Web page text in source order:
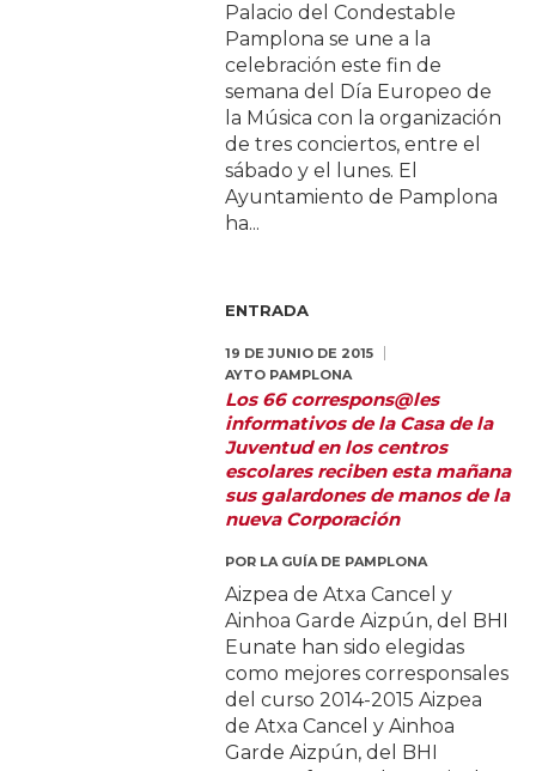
Palacio del Condestable
Pamplona se une a la
celebración este fin de
semana del Día Europeo de
la Música con la organización
de tres conciertos, entre el
sábado y el lunes. El
Ayuntamiento de Pamplona
ha...
ENTRADA
19 DE JUNIO DE 2015
AYTO PAMPLONA
Los 66 correspons@les
informativos de la Casa de la
Juventud en los centros
escolares reciben esta mañana
sus galardones de manos de la
nueva Corporación
POR LA GUÍA DE PAMPLONA
Aizpea de Atxa Cancel y
Ainhoa Garde Aizpún, del BHI
Eunate han sido elegidas
como mejores corresponsales
del curso 2014-2015 Aizpea
de Atxa Cancel y Ainhoa
Garde Aizpún, del BHI